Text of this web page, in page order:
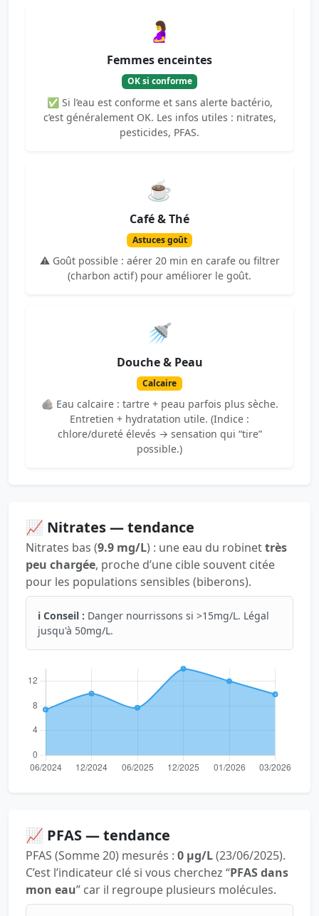
🤰
Femmes enceintes
OK si conforme
✅ Si l’eau est conforme et sans alerte bactério,
c’est généralement OK. Les infos utiles : nitrates,
pesticides, PFAS.
☕
Café & Thé
Astuces goût
⚠️ Goût possible : aérer 20 min en carafe ou filtrer
(charbon actif) pour améliorer le goût.
🚿
Douche & Peau
Calcaire
🪨 Eau calcaire : tartre + peau parfois plus sèche.
Entretien + hydratation utile. (Indice :
chlore/dureté élevés → sensation qui “tire”
possible.)
📈 Nitrates — tendance
Nitrates bas (9.9 mg/L) : une eau du robinettrès
peu chargée, proche d’une cible souvent citée
pour les populations sensibles (biberons).
ℹ️ Conseil : Danger nourrissons si >15mg/L. Légal
jusqu'à 50mg/L.
📈 PFAS — tendance
PFAS (Somme 20) mesurés : 0 µg/L(23/06/2025).
C’est l’indicateur clé si vous cherchez “PFAS dans
mon eau” car il regroupe plusieurs molécules.